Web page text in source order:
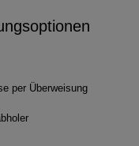
per Überweisung